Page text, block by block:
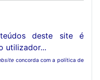
deste site é
utilizador...
concorda com a política de